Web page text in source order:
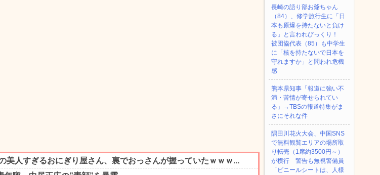
長崎の語り部お爺ちゃん
（84）、修学旅行生に「日
本も原爆を持たないと負け
る」と言われびっくり！
被団協代表（85）も中学生
に「核を持たないで日本を
守れますか」と問われ危機
感
熊本県知事「報道に強い不
満・苦情が寄せられてい
る」→TBSの報道特集がま
さにそれな件
隅田川花火大会、中国SNS
で無料観覧エリアの場所取
り転売（1席約3500円～）
が横行 警告も無視警備員
「ビニールシートは、人様